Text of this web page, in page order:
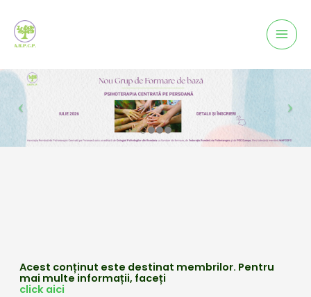
Acest conținut este destinat membrilor. Pentru
mai multe informații, faceți
click aici